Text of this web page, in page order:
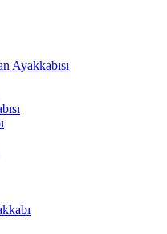
Ayakkabısı